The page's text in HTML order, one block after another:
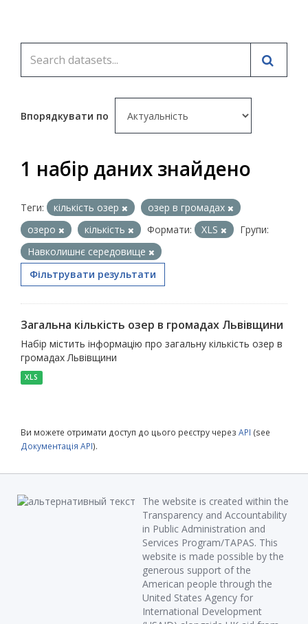
Впорядкувати по
1 набір даних знайдено
Теги: кількість озер
озер в громадах
озеро
кількість Формати: XLS
Групи:
Навколишнє середовище
Фільтрувати результати
Загальна кількість озер в громадах Львівщини
Набір містить інформацію про загальну кількість озер в
громадах Львівщини
XLS
Ви можете отримати доступ до цього реєстру через API (see
Документація API).
The website is created within the
Transparency and Accountability
in Public Administration and
Services Program/TAPAS. This
website is made possible by the
generous support of the
American people through the
United States Agency for
International Development